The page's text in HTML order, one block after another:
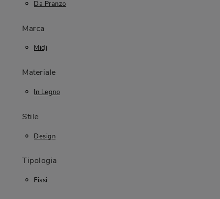
Da Pranzo
Marca
Midj
Materiale
In Legno
Stile
Design
Tipologia
Fissi